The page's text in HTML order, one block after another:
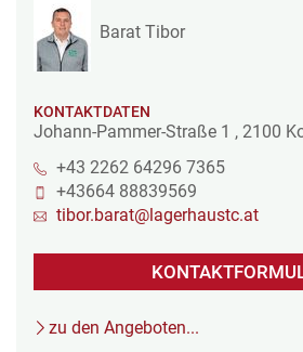
Barat Tibor
KONTAKTDATEN
Johann-Pammer-Straße 1 , 2100
+43 2262 64296 7365
+43664 88839569
tibor.barat@lagerhaustc.at
zu den Angeboten...